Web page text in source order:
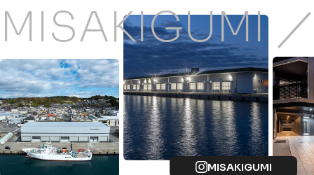
MISAKIGUMI
MISAKIGUMI